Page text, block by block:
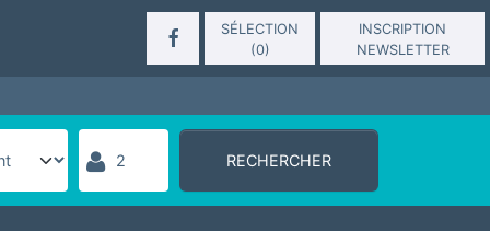
SÉLECTION
(0)
INSCRIPTION
NEWSLETTER
RECHERCHER